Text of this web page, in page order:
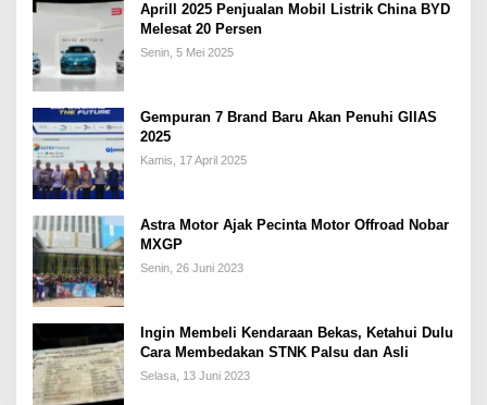
Aprill 2025 Penjualan Mobil Listrik China BYD
Melesat 20 Persen
Senin, 5 Mei 2025
Gempuran 7 Brand Baru Akan Penuhi GIIAS
2025
Kamis, 17 April 2025
Astra Motor Ajak Pecinta Motor Offroad Nobar
MXGP
Senin, 26 Juni 2023
Ingin Membeli Kendaraan Bekas, Ketahui Dulu
Cara Membedakan STNK Palsu dan Asli
Selasa, 13 Juni 2023